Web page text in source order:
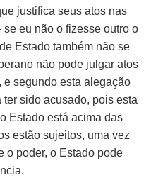
justifica seus atos nas
eu não o fizesse outro o
Estado também não se
não pode julgar atos
e segundo esta alegação
sido acusado, pois esta
Estado está acima das
estão sujeitos, uma vez
o poder, o Estado pode